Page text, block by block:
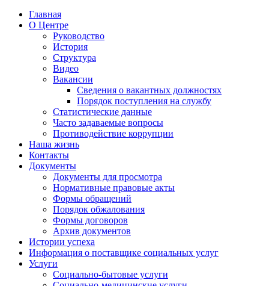
Главная
О Центре
Руководство
История
Структура
Видео
Вакансии
Сведения о вакантных должностях
Порядок поступления на службу
Статистические данные
Часто задаваемые вопросы
Противодействие коррупции
Наша жизнь
Контакты
Документы
Документы для просмотра
Нормативные правовые акты
Формы обращений
Порядок обжалования
Формы договоров
Архив документов
Истории успеха
Информация о поставщике социальных услуг
Услуги
Социально-бытовые услуги